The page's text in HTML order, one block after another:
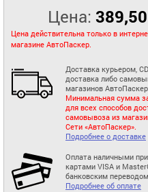
Цена: 389,50
Цена действительна только в
магазине АвтоПаскер.
Доставка курьером,
доставка либо
магазинов
Минимальная сумма
для всех способов
самовывоза из
Сети «АвтоПаскер».
Подробнее о доставке
Оплата наличными
картами VISA и
банковским
Подробнее об оплате